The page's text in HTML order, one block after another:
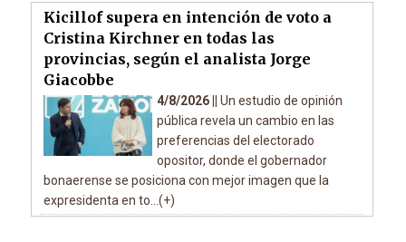
Kicillof supera en intención de voto a
Cristina Kirchner en todas las
provincias, según el analista Jorge
Giacobbe
4/8/2026 || Un estudio de opinión
pública revela un cambio en las
preferencias del electorado
opositor, donde el gobernador
bonaerense se posiciona con mejor imagen que la
expresidenta en to...(+)